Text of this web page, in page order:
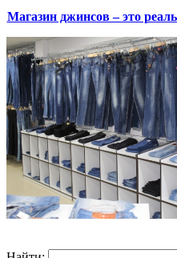
Магазин джинсов – это